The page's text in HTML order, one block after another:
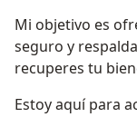
Mi objetivo es
seguro y
recuperes tu
Estoy aquí para